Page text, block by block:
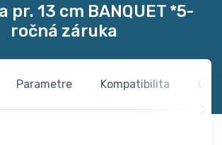
pr. 13 cm BANQUET *5-
ročná záruka
Parametre Kompatibilita